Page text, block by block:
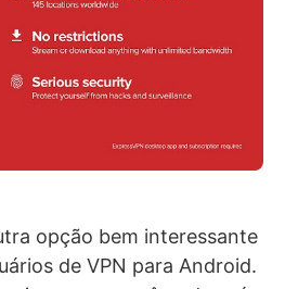
opção bem interessante
de VPN para Android.